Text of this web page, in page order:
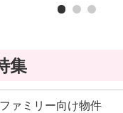
集
ァミリー向け物件